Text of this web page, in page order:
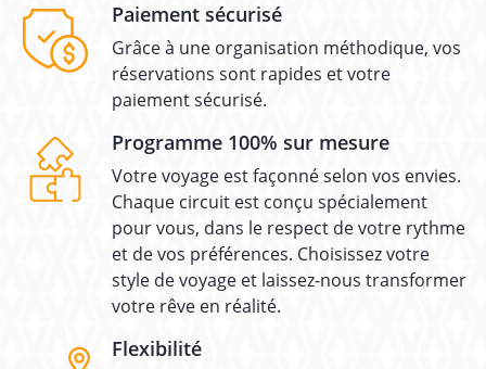
Paiement sécurisé
Grâce à une organisation méthodique, vos
réservations sont rapides et votre
paiement sécurisé.
Programme 100% sur mesure
Votre voyage est façonné selon vos envies.
Chaque circuit est conçu spécialement
pour vous, dans le respect de votre rythme
et de vos préférences. Choisissez votre
style de voyage et laissez-nous transformer
votre rêve en réalité.
Flexibilité